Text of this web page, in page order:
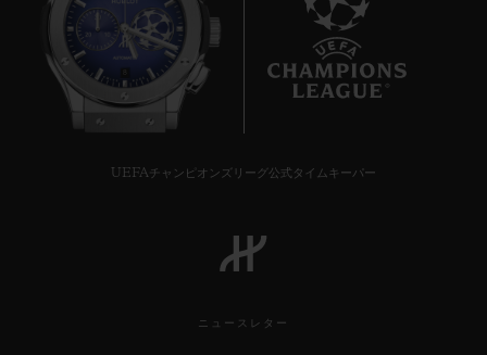
ワンクリック キングゴールド ホワイ
UEFAチャンピオンズリーグ公式タイムキーパー
ニュースレター